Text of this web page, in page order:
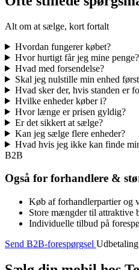
Alt om at sælge, kort fortalt
Hvordan fungerer købet?
Hvor hurtigt får jeg mine penge?
Hvad med forsendelse?
Skal jeg nulstille min enhed
Hvad sker der, hvis standen er
Hvilke enheder køber i?
Hvor længe er prisen gyldig?
Er det sikkert at sælge?
Kan jeg sælge flere enheder?
Hvad hvis jeg ikke kan finde
B2B
Også for forhandlere &
Køb af forhandlerpartier og
Store mængder til attraktive
Individuelle tilbud på
Send B2B-forespørgsel